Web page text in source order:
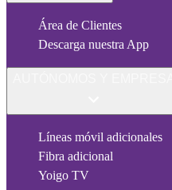
Área de Clientes
Descarga nuestra App
Líneas móvil adicionales
Fibra adicional
Yoigo TV